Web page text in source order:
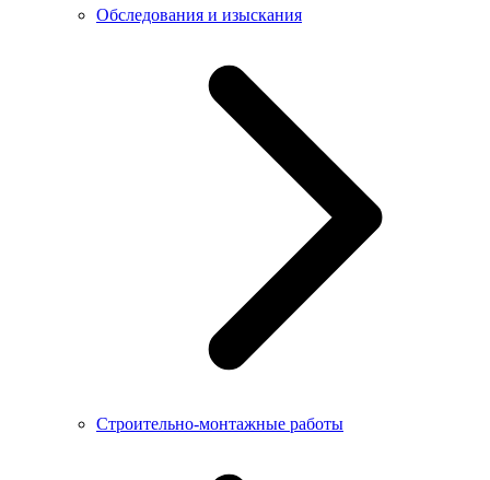
Обследования и изыскания
Строительно-монтажные работы